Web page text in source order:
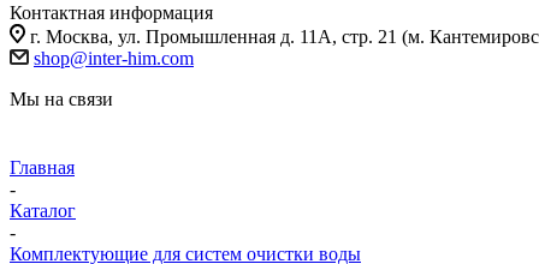
Контактная информация
г. Москва, ул. Промышленная д. 11А, стр. 21 (м.
shop@inter-him.com
Мы на связи
Главная
-
Каталог
-
Комплектующие для систем очистки воды